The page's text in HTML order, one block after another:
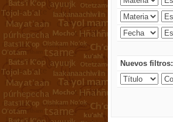
Nuevos filtros: